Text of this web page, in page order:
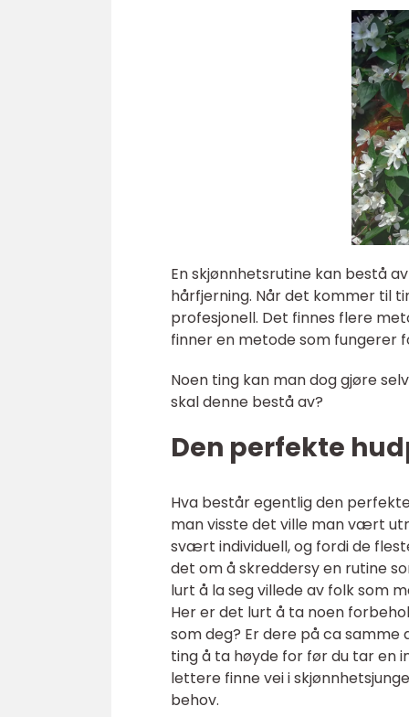
En skjønnhetsrutine kan bestå
hårfjerning. Når det kommer til
profesjonell. Det finnes flere
finner en metode som fungerer
Noen ting kan man dog gjøre
skal denne bestå av?
Den perfekte
Hva består egentlig den
man visste det ville man vært
svært individuell, og fordi de
det om å skreddersy en rutine
lurt å la seg villede av folk som
Her er det lurt å ta noen
som deg? Er dere på ca
ting å ta høyde for før du tar en
lettere finne vei i
behov.